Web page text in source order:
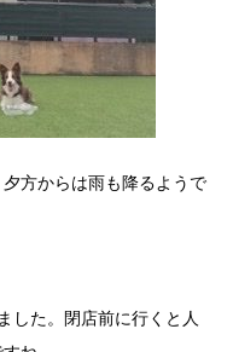
方からは雨も降るようで
した。閉店前に行くと人